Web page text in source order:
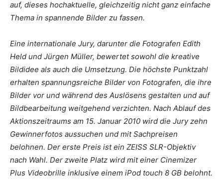
auf, dieses hochaktuelle, gleichzeitig nicht ganz einfache
Thema in spannende Bilder zu fassen.
Eine internationale Jury, darunter die Fotografen Edith
Held und Jürgen Müller, bewertet sowohl die kreative
Bildidee als auch die Umsetzung. Die höchste Punktzahl
erhalten spannungsreiche Bilder von Fotografen, die ihre
Bilder vor und während des Auslösens gestalten und auf
Bildbearbeitung weitgehend verzichten. Nach Ablauf des
Aktionszeitraums am 15. Januar 2010 wird die Jury zehn
Gewinnerfotos aussuchen und mit Sachpreisen
belohnen. Der erste Preis ist ein ZEISS SLR-Objektiv
nach Wahl. Der zweite Platz wird mit einer Cinemizer
Plus Videobrille inklusive einem iPod touch 8 GB belohnt.